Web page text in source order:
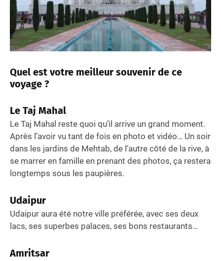
Quel est votre meilleur souvenir de ce
voyage ?
Le Taj Mahal
Le Taj Mahal reste quoi qu’il arrive un grand moment.
Après l’avoir vu tant de fois en photo et vidéo… Un soir
dans les jardins de Mehtab, de l’autre côté de la rive, à
se marrer en famille en prenant des photos, ça restera
longtemps sous les paupières.
Udaipur
Udaipur aura été notre ville préférée, avec ses deux
lacs, ses superbes palaces, ses bons restaurants…
Amritsar